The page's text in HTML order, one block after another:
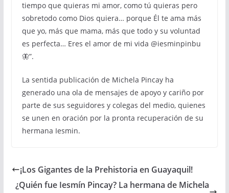
tiempo que quieras mi amor, como tú quieras pero
sobretodo como Dios quiera… porque Él te ama más
que yo, más que mama, más que todo y su voluntad
es perfecta… Eres el amor de mi vida @iesminpinbu
🦋”.
La sentida publicación de Michela Pincay ha
generado una ola de mensajes de apoyo y cariño por
parte de sus seguidores y colegas del medio, quienes
se unen en oración por la pronta recuperación de su
hermana Iesmin.
¡Los Gigantes de la Prehistoria en Guayaquil!
¿Quién fue Iesmín Pincay? La hermana de Michela